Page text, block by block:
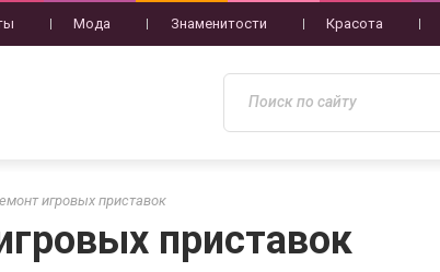
Мода Знаменитости Красота
игровых приставок
приставок